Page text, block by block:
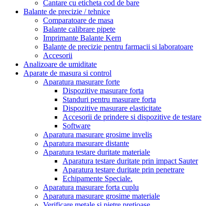
Cantare cu eticheta cod de bare
Balante de precizie / tehnice
Comparatoare de masa
Balante calibrare pipete
Imprimante Balante Kern
Balante de precizie pentru farmacii si laboratoare
Accesorii
Analizoare de umiditate
Aparate de masura si control
Aparatura masurare forte
Dispozitive masurare forta
Standuri pentru masurare forta
Dispozitive masurare elasticitate
Accesorii de prindere si dispozitive de testare
Software
Aparatura masurare grosime invelis
Aparatura masurare distante
Aparatura testare duritate materiale
Aparatura testare duritate prin impact Sauter
Aparatura testare duritate prin penetrare
Echipamente Speciale.
Aparatura masurare forta cuplu
Aparatura masurare grosime materiale